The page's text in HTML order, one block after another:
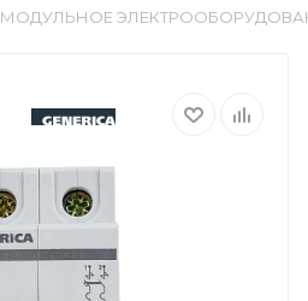
МОДУЛЬНОЕ